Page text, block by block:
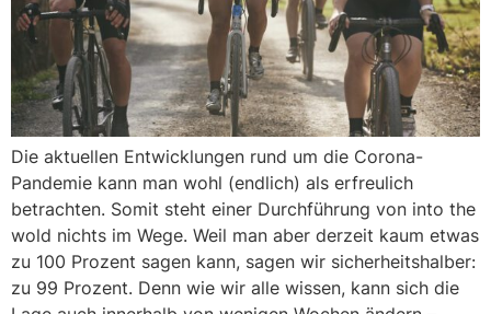
Die aktuellen Entwicklungen rund um die Corona-
Pandemie kann man wohl (endlich) als erfreulich
betrachten. Somit steht einer Durchführung von into the
wold nichts im Wege. Weil man aber derzeit kaum etwas
zu 100 Prozent sagen kann, sagen wir sicherheitshalber:
zu 99 Prozent. Denn wie wir alle wissen, kann sich die